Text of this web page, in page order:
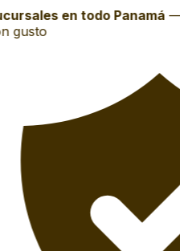
en todo Panamá
gusto